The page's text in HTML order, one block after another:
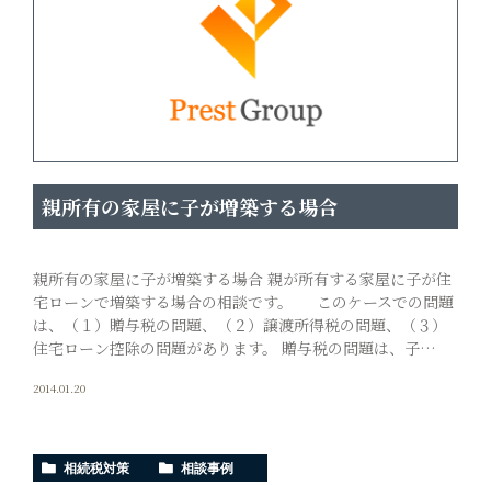
親所有の家屋に子が増築する場合
親所有の家屋に子が増築する場合 親が所有する家屋に子が住
宅ローンで増築する場合の相談です。 このケースでの問題
は、（１）贈与税の問題、（２）譲渡所得税の問題、（３）
住宅ローン控除の問題があります。 贈与税の問題は、子…
2014.01.20
相続税対策 相談事例